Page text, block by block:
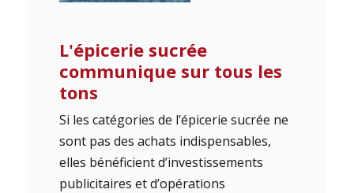
L'épicerie sucrée
communique sur tous les
tons
Si les catégories de l’épicerie sucrée ne
sont pas des achats indispensables,
elles bénéficient d’investissements
publicitaires et d’opérations